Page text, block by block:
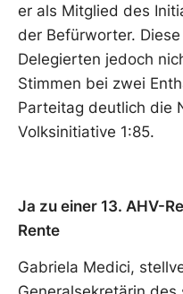
er als Mitglied des
der Befürworter.
Delegierten jedoch
Stimmen bei zwei
Parteitag deutlich die
Volksinitiative 1:85.
Ja zu einer 13. AHV-
Rente
Gabriela Medici,